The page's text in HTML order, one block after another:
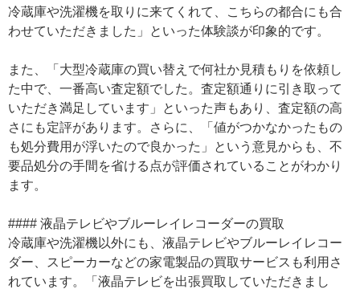
冷蔵庫や洗濯機を取りに来てくれて、こちらの都合にも合
わせていただきました」といった体験談が印象的です。
また、「大型冷蔵庫の買い替えで何社か見積もりを依頼し
た中で、一番高い査定額でした。査定額通りに引き取って
いただき満足しています」といった声もあり、査定額の高
さにも定評があります。さらに、「値がつかなかったもの
も処分費用が浮いたので良かった」という意見からも、不
要品処分の手間を省ける点が評価されていることがわかり
ます。
#### 液晶テレビやブルーレイレコーダーの買取
冷蔵庫や洗濯機以外にも、液晶テレビやブルーレイレコー
ダー、スピーカーなどの家電製品の買取サービスも利用さ
れています。「液晶テレビを出張買取していただきまし